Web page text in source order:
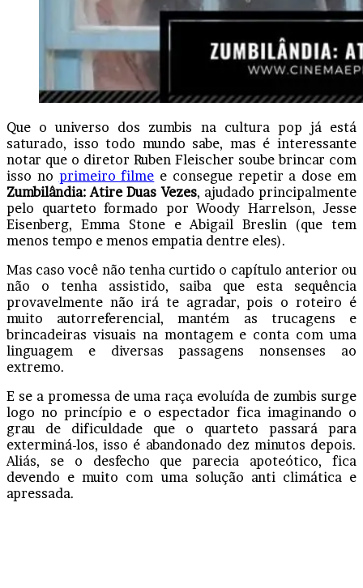
Que o universo dos zumbis na cultura pop já está
saturado, isso todo mundo sabe, mas é interessante
notar que o diretor Ruben Fleischer soube brincar com
isso no primeiro filme e consegue repetir a dose em
Zumbilândia: Atire Duas Vezes, ajudado principalmente
pelo quarteto formado por Woody Harrelson, Jesse
Eisenberg, Emma Stone e Abigail Breslin (que tem
menos tempo e menos empatia dentre eles).
Mas caso você não tenha curtido o capítulo anterior ou
não o tenha assistido, saiba que esta sequência
provavelmente não irá te agradar, pois o roteiro é
muito autorreferencial, mantém as trucagens e
brincadeiras visuais na montagem e conta com uma
linguagem e diversas passagens nonsenses ao
extremo.
E se a promessa de uma raça evoluída de zumbis surge
logo no princípio e o espectador fica imaginando o
grau de dificuldade que o quarteto passará para
exterminá-los, isso é abandonado dez minutos depois.
Aliás, se o desfecho que parecia apoteótico, fica
devendo e muito com uma solução anti climática e
apressada.